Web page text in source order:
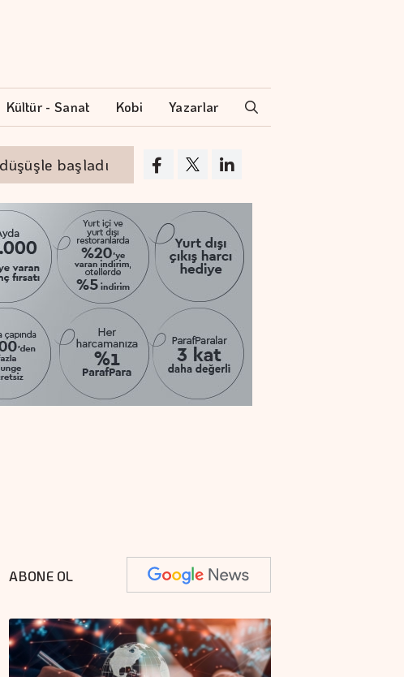
Kültür - Sanat Kobi Yazarlar
başladı Altının gramı 6 bin 574 liradan
ABONE OL